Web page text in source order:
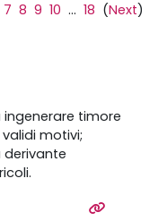
7 8 9 10 ...18 (Next)
timore
motivi;